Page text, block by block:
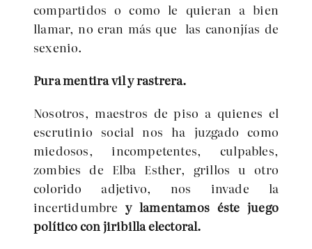
compartidos o como le quieran a bien
llamar, no eran más que las canonjías de
sexenio.
Pura mentira vil y rastrera.
Nosotros, maestros de piso a quienes el
escrutinio social nos ha juzgado como
miedosos, incompetentes, culpables,
zombies de Elba Esther, grillos u otro
colorido adjetivo, nos invade la
incertidumbrey lamentamos éste juego
político con jiribilla electoral.